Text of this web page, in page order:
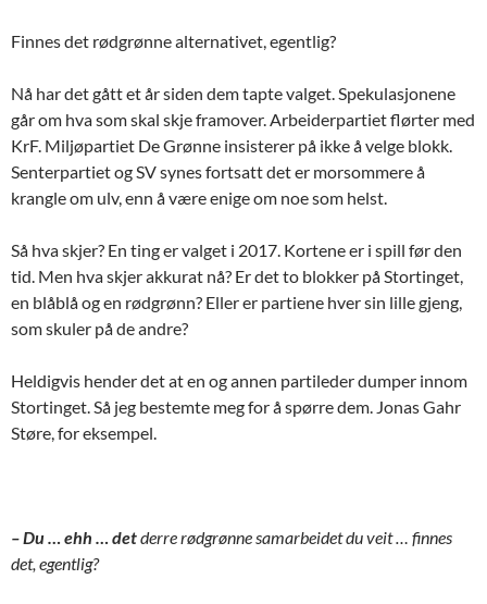
Finnes det rødgrønne alternativet, egentlig?
Nå har det gått et år siden dem tapte valget. Spekulasjonene
går om hva som skal skje framover. Arbeiderpartiet flørter med
KrF. Miljøpartiet De Grønne insisterer på ikke å velge blokk.
Senterpartiet og SV synes fortsatt det er morsommere å
krangle om ulv, enn å være enige om noe som helst.
Så hva skjer? En ting er valget i 2017. Kortene er i spill før den
tid. Men hva skjer akkurat nå? Er det to blokker på Stortinget,
en blåblå og en rødgrønn? Eller er partiene hver sin lille gjeng,
som skuler på de andre?
Heldigvis hender det at en og annen partileder dumper innom
Stortinget. Så jeg bestemte meg for å spørre dem. Jonas Gahr
Støre, for eksempel.
– Du … ehh … detderre rødgrønne samarbeidet du veit … finnes
det, egentlig?